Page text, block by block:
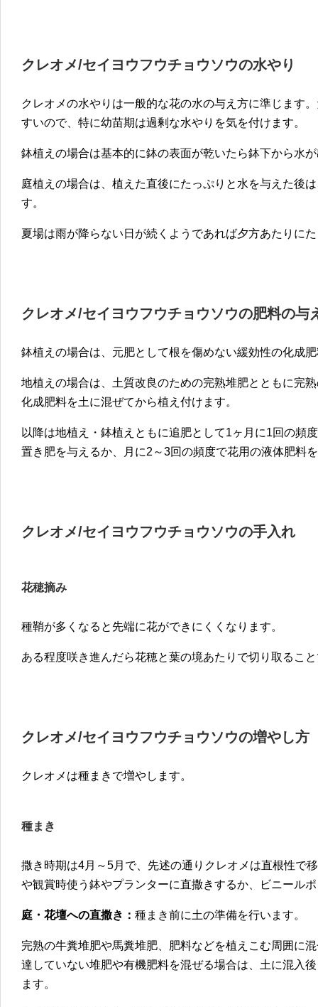
クレオメ/セイヨウフウチョウソウの水やり
クレオメの水やりは一般的な花の水の与え方に準じます
すいので、特に幼苗期は過剰な水やりを気を付けます。
鉢植えの場合は基本的に鉢の表面が乾いたら鉢下から水
庭植えの場合は、植えた直後にたっぷりと水を与えた後
す。
夏場は雨が降らない日が続くようであれば夕方あたりに
クレオメ/セイヨウフウチョウソウの肥料の与
鉢植えの場合は、元肥として根を傷めない緩効性の化成
地植えの場合は、土質改良のための完熟堆肥とともに完
化成肥料を土に混ぜてから植え付けます。
以降は地植え・鉢植えともに追肥として1ヶ月に1回の頻
置き肥を与えるか、月に2～3回の頻度で花用の液体肥料
クレオメ/セイヨウフウチョウソウの手入れ
花穂摘み
種鞘が多くなると先端に花ができにくくなります。
ある程度咲き進んだら花穂と葉の境あたりで切り取るこ
クレオメ/セイヨウフウチョウソウの増やし方
クレオメは種まきで増やします。
種まき
撒き時期は4月～5月で、先述の通りクレオメは直根性で
や観賞時使う鉢やプランターに直撒きするか、ビニール
庭・花壇への直撒き： 種まき前に土の準備を行います。
完熟の牛糞堆肥や馬糞堆肥、肥料などを植えこむ周囲に
達していない堆肥や有機肥料を混ぜる場合は、土に混入
ます。